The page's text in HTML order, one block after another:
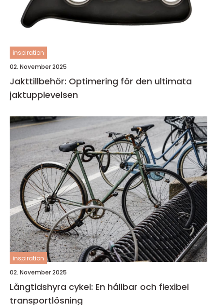
inspiration
02. November 2025
Jakttillbehör: Optimering för den ultimata
jaktupplevelsen
inspiration
02. November 2025
Långtidshyra cykel: En hållbar och flexibel
transportlösning